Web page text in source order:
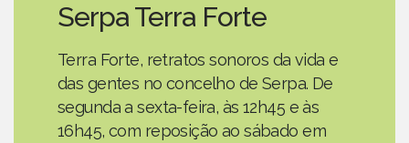
Serpa Terra Forte
Terra Forte, retratos sonoros da vida e
das gentes no concelho de Serpa. De
segunda a sexta-feira, às 12h45 e às
16h45, com reposição ao sábado em